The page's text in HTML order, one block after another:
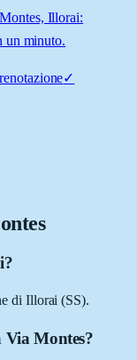
Illorai:
un minuto.
✓
di Illorai (SS).
Via Montes?